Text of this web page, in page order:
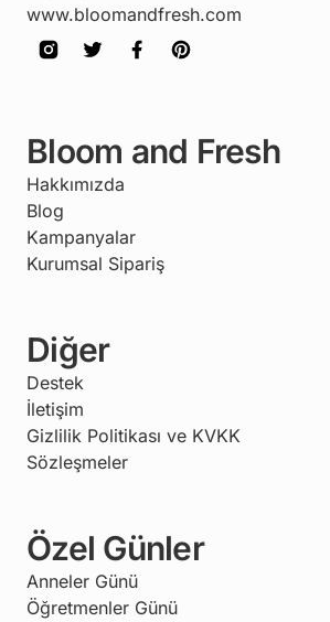
www.bloomandfresh.com
Bloom and Fresh
Hakkımızda
Blog
Kampanyalar
Kurumsal Sipariş
Diğer
Destek
İletişim
Gizlilik Politikası ve KVKK
Sözleşmeler
Özel Günler
Anneler Günü
Öğretmenler Günü